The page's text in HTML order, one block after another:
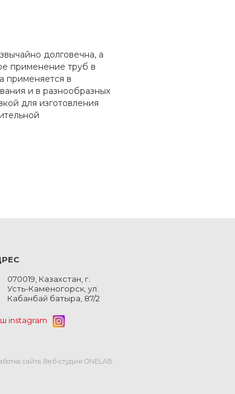
долговечна, а
применение труб в
применяется в
и в разнообразных
для изготовления
070019, Казахстан, г.
Усть-Каменогорск, ул.
Кабанбай батыра, 87/2
instagram
сайта Веб-студия ONELAB